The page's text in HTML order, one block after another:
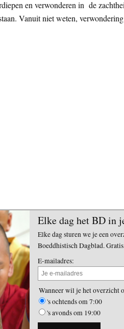
en verwonderen in de
Vanuit niet weten,
Elke dag het BD in
Elke dag sturen we je een
Boeddhistisch Dagblad.
E-mailadres:
Wanneer wil je het overzicht
's ochtends om 7:00
's avonds om 19:00